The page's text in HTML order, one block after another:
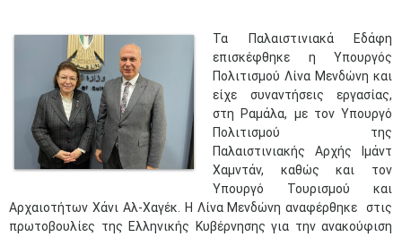
​Τα Παλαιστινιακά Εδάφη
επισκέφθηκε η Υπουργός
Πολιτισμού Λίνα Μενδώνη και
είχε συναντήσεις εργασίας,
στη Ραμάλα, με τον Υπουργό
Πολιτισμού της
Παλαιστινιακής Αρχής Ιμάντ
Χαμντάν, καθώς και τον
Υπουργό Τουρισμού και
Αρχαιοτήτων Χάνι Αλ-Χαγέκ. Η Λίνα Μενδώνη αναφέρθηκε στις
πρωτοβουλίες της Ελληνικής Κυβέρνησης για την ανακούφιση